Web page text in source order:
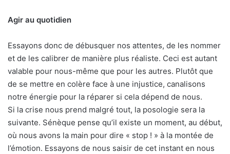
Agir au quotidien
Essayons donc de débusquer nos attentes, de les nommer
et de les calibrer de manière plus réaliste. Ceci est autant
valable pour nous-même que pour les autres. Plutôt que
de se mettre en colère face à une injustice, canalisons
notre énergie pour la réparer si cela dépend de nous.
Si la crise nous prend malgré tout, la posologie sera la
suivante. Sénèque pense qu’il existe un moment, au début,
où nous avons la main pour dire « stop ! » à la montée de
l’émotion. Essayons de nous saisir de cet instant en nous